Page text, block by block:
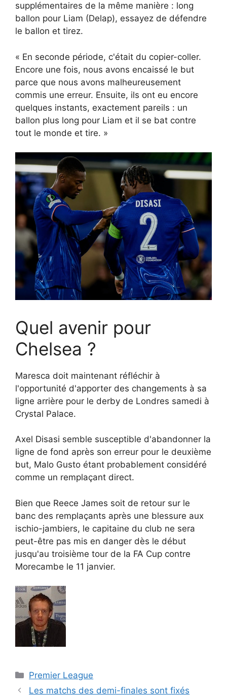
supplémentaires de la même manière : long
ballon pour Liam (Delap), essayez de défendre
le ballon et tirez.
« En seconde période, c'était du copier-coller.
Encore une fois, nous avons encaissé le but
parce que nous avons malheureusement
commis une erreur. Ensuite, ils ont eu encore
quelques instants, exactement pareils : un
ballon plus long pour Liam et il se bat contre
tout le monde et tire. »
Quel avenir pour
Chelsea ?
Maresca doit maintenant réfléchir à
l'opportunité d'apporter des changements à sa
ligne arrière pour le derby de Londres samedi à
Crystal Palace.
Axel Disasi semble susceptible d'abandonner la
ligne de fond après son erreur pour le deuxième
but, Malo Gusto étant probablement considéré
comme un remplaçant direct.
Bien que Reece James soit de retour sur le
banc des remplaçants après une blessure aux
ischio-jambiers, le capitaine du club ne sera
peut-être pas mis en danger dès le début
jusqu'au troisième tour de la FA Cup contre
Morecambe le 11 janvier.
Catégories
Premier League
Les matchs des demi-finales sont fixés